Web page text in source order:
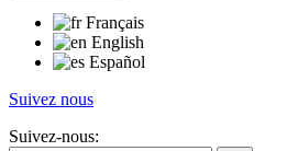
Français
English
Español
Suivez nous
Suivez-nous: